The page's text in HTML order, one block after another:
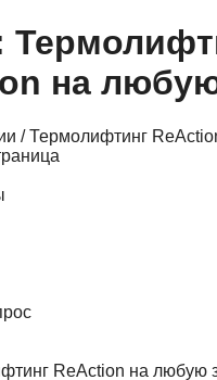
на
/Термолифтинг